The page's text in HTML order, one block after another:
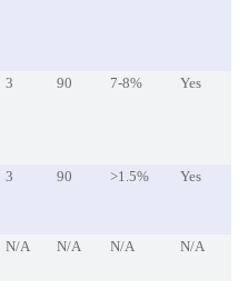
3 90 7-8% Yes
3 90 >1.5% Yes
N/A N/A N/A N/A